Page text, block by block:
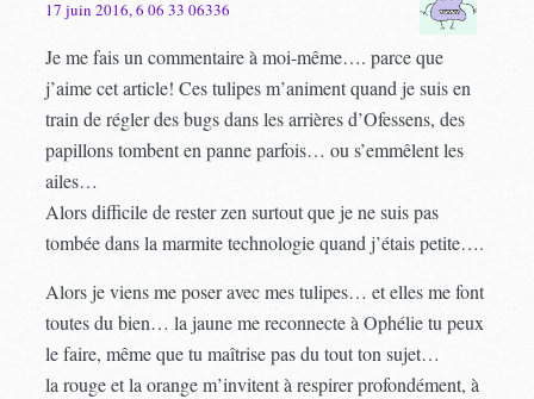
17 juin 2016, 6 06 33 06336
Je me fais un commentaire à moi-même…. parce que
j’aime cet article! Ces tulipes m’animent quand je suis en
train de régler des bugs dans les arrières d’Ofessens, des
papillons tombent en panne parfois… ou s’emmêlent les
ailes…
Alors difficile de rester zen surtout que je ne suis pas
tombée dans la marmite technologie quand j’étais petite….
Alors je viens me poser avec mes tulipes… et elles me font
toutes du bien… la jaune me reconnecte à Ophélie tu peux
le faire, même que tu maîtrise pas du tout ton sujet…
la rouge et la orange m’invitent à respirer profondément, à